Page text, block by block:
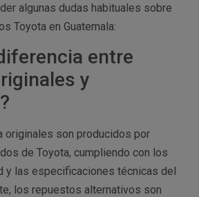
algunas dudas habituales sobre
Toyota en Guatemala:
entre
y
originales son producidos por
de Toyota, cumpliendo con los
y las especificaciones técnicas del
los repuestos alternativos son